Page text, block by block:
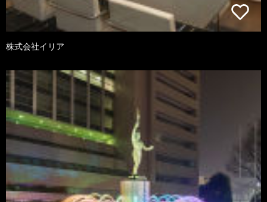
株式会社イリア